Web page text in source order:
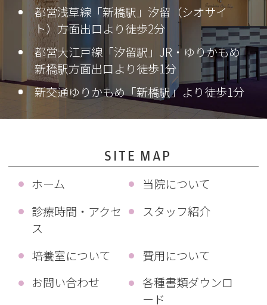
都営浅草線「新橋駅」汐留（シオサイ
ト）方面出口より徒歩2分
都営大江戸線「汐留駅」JR・ゆりかもめ
新橋駅方面出口より徒歩1分
新交通ゆりかもめ「新橋駅」より徒歩1分
SITE MAP
ホーム
当院について
診療時間・アクセ
ス
スタッフ紹介
培養室について
費用について
お問い合わせ
各種書類ダウンロ
ード